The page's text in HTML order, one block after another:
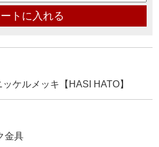
ケルメッキ【HASI HATO】
金具